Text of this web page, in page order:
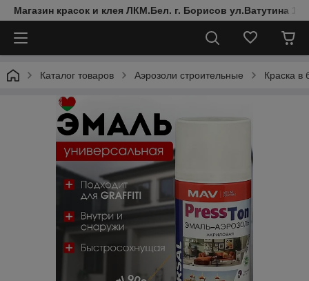
Магазин красок и клея ЛКМ.Бел. г. Борисов ул.Ватутина 19
Каталог товаров Аэрозоли строительные Краска в